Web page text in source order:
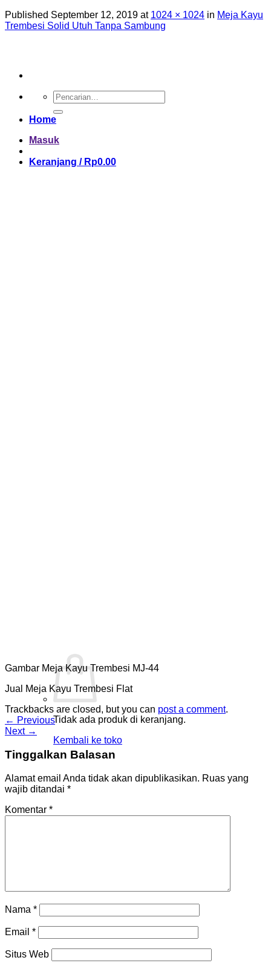
Pencarian
untuk:
Home
Masuk
Keranjang / Rp0.00
Tidak ada produk di keranjang.
Kembali ke toko
Published September 12, 2019 at 1024 × 1024 in Meja Kayu
Trembesi Solid Utuh Tanpa Sambung
Gambar Meja Kayu Trembesi MJ-44
Jual Meja Kayu Trembesi Flat
Trackbacks are closed, but you can post a comment.
← Previous
Next →
Tinggalkan Balasan
Alamat email Anda tidak akan dipublikasikan. Ruas yang
wajib ditandai *
Komentar *
Nama *
Email *
Situs Web